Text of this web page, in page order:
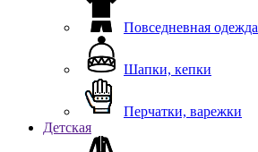
Повседневная одежда
Шапки, кепки
Перчатки, варежки
Детская